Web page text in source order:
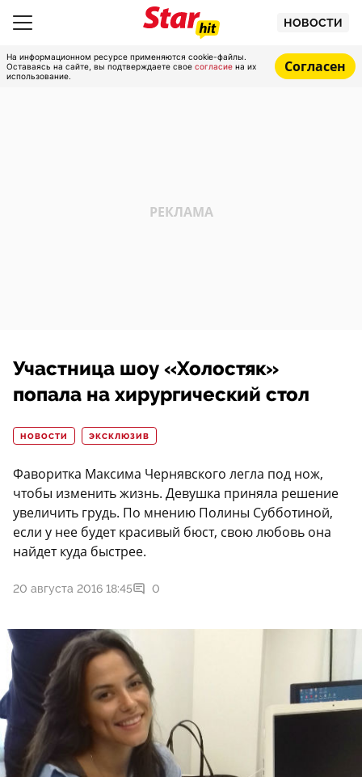
НОВОСТИ
На информационном ресурсе применяются cookie-файлы.
Оставаясь на сайте, вы подтверждаете свое согласие на их
использование.
Согласен
Участница шоу «Холостяк»
попала на хирургический стол
НОВОСТИ ЭКСКЛЮЗИВ
Фаворитка Максима Чернявского легла под нож,
чтобы изменить жизнь. Девушка приняла решение
увеличить грудь. По мнению Полины Субботиной,
если у нее будет красивый бюст, свою любовь она
найдет куда быстрее.
20 августа 2016 18:45 0